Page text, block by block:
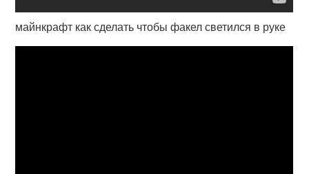
майнкрафт как сделать чтобы факел светился в руке